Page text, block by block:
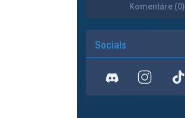
Komentáre (0)
Socials